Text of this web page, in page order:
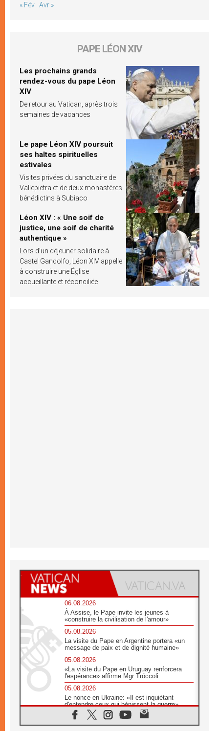
« Fév Avr »
PAPE LÉON XIV
Les prochains grands
rendez-vous du pape Léon
XIV
De retour au Vatican, après trois
semaines de vacances
Le pape Léon XIV poursuit
ses haltes spirituelles
estivales
Visites privées du sanctuaire de
Vallepietra et de deux monastères
bénédictins à Subiaco
Léon XIV : « Une soif de
justice, une soif de charité
authentique »
Lors d’un déjeuner solidaire à
Castel Gandolfo, Léon XIV appelle
à construire une Église
accueillante et réconciliée
06.08.2026
À Assise, le Pape invite les jeunes à
«construire la civilisation de l'amour»
05.08.2026
La visite du Pape en Argentine portera «un
message de paix et de dignité humaine»
05.08.2026
«La visite du Pape en Uruguay renforcera
l'espérance» affirme Mgr Tróccoli
05.08.2026
Le nonce en Ukraine: «Il est inquiétant
d'entendre ceux qui bénissent la guerre»
05.08.2026
Léon XIV au Pérou, une lueur d'espoir pour